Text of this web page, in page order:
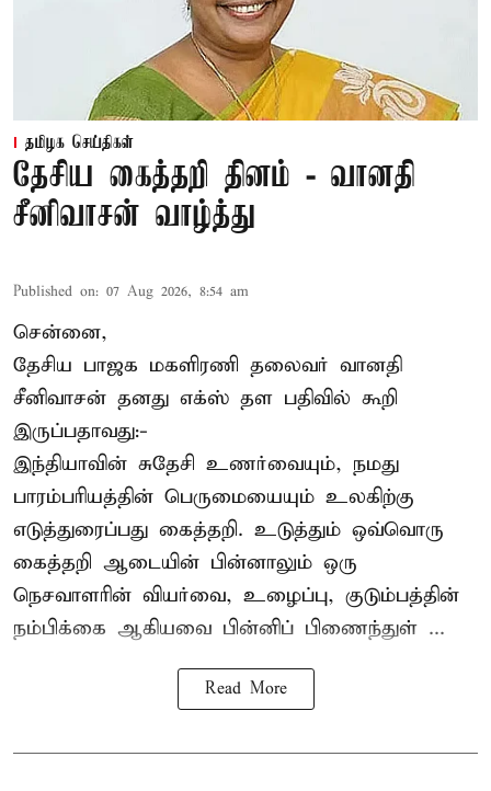
தமிழக செய்திகள்
தேசிய கைத்தறி தினம் - வானதி
சீனிவாசன் வாழ்த்து
Published on: 07 Aug 2026, 8:54 am
சென்னை,
தேசிய பாஜக மகளிரணி தலைவர் வானதி
சீனிவாசன் தனது எக்ஸ் தள பதிவில் கூறி
இருப்பதாவது:-
இந்தியாவின் சுதேசி உணர்வையும், நமது
பாரம்பரியத்தின் பெருமையையும் உலகிற்கு
எடுத்துரைப்பது கைத்தறி. உடுத்தும் ஒவ்வொரு
கைத்தறி ஆடையின் பின்னாலும் ஒரு
நெசவாளரின் வியர்வை, உழைப்பு, குடும்பத்தின்
நம்பிக்கை ஆகியவை பின்னிப் பிணைந்துள் ...
Read More